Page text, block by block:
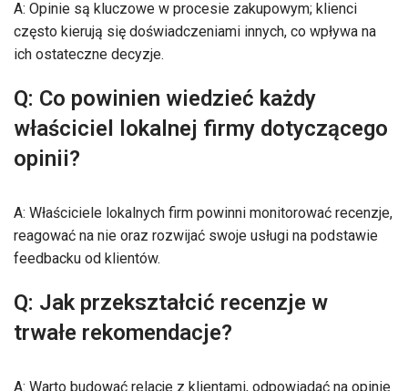
A: Opinie są kluczowe w procesie zakupowym; klienci
często kierują się doświadczeniami innych, co wpływa na
ich ostateczne decyzje.
Q: Co powinien wiedzieć każdy
właściciel lokalnej firmy dotyczącego
opinii?
A: Właściciele lokalnych firm powinni monitorować recenzje,
reagować na nie oraz rozwijać swoje usługi na podstawie
feedbacku od klientów.
Q: Jak przekształcić recenzje w
trwałe rekomendacje?
A: Warto budować relacje z klientami, odpowiadać na opinie